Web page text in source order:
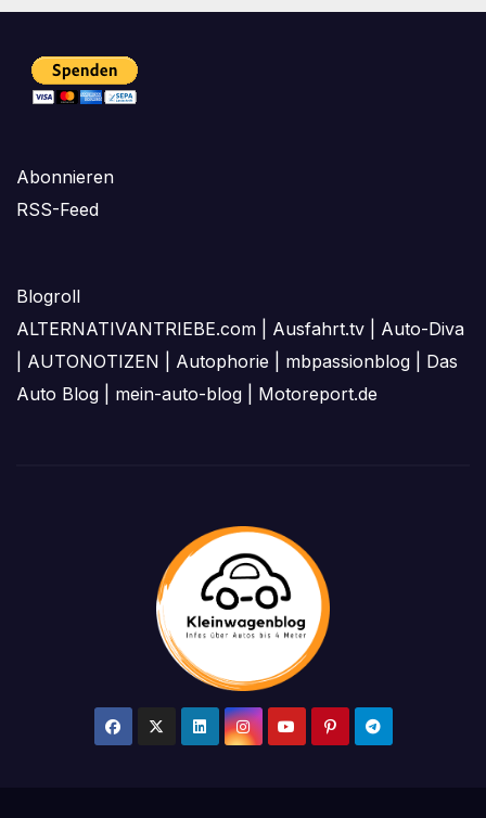
Abonnieren
RSS-Feed
Blogroll
ALTERNATIVANTRIEBE.com
Ausfahrt.tv
Auto-Diva
AUTONOTIZEN Autophorie mbpassionblog
Das
Auto Blog
mein-auto-blog Motoreport.de